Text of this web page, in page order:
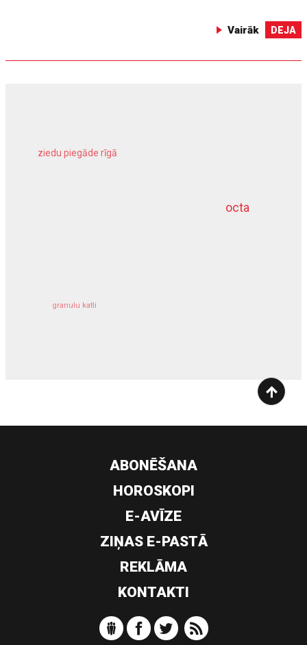
Vairāk DEJA
octa
ziedu piegāde rīgā
granulu katli
dziļurbums
ABONĒŠANA
HOROSKOPI
E-AVĪZE
ZIŅAS E-PASTĀ
REKLĀMA
KONTAKTI